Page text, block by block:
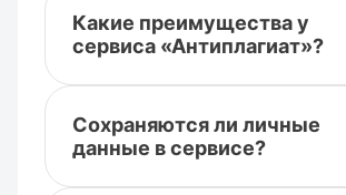
Какие преимущества у
сервиса «Антиплагиат»?
Сохраняются ли личные
данные в сервисе?